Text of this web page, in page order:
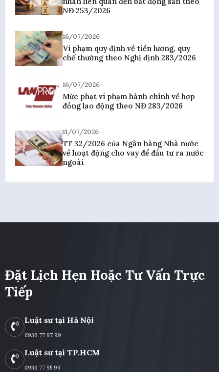
NĐ 253/2026
16/07/2026
Vi phạm quy định về tiền lương, quy
chế thưởng theo Nghị định 283/2026
16/07/2026
Mức phạt vi phạm hành chính về hợp
đồng lao động theo NĐ 283/2026
11/07/2026
TT 32/2026 của Ngân hàng Nhà nước
về hoạt động cho vay để đầu tư ra nước
ngoài
Đặt Lịch Hẹn Hoặc Tư Vấn Trực
Tiếp
Luật sư tại Hà Nội
0936 77 97 99
Luật sư tại TP.HCM
0936 77 95 99